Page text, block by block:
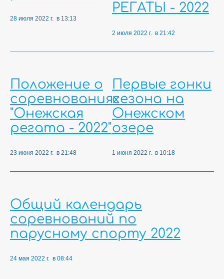
28 июля 2022 г. в 13:13
РЕГАТЫ - 2022
2 июля 2022 г. в 21:42
Положение о
соревнованиях
"Онежская
регата - 2022"
23 июня 2022 г. в 21:48
Первые гонки
сезона на
Онежском
озере
1 июня 2022 г. в 10:18
Общий календарь
соревнований по
парусному спорту 2022
24 мая 2022 г. в 08:44